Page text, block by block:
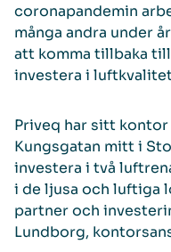
coronapandemin
många andra under
att komma tillbaka
investera i
Priveq har sitt
Kungsgatan mitt i
investera i två
i de ljusa och luftiga
partner och
Lundborg,